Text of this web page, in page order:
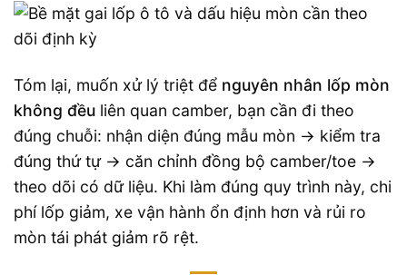
Tóm lại, muốn xử lý triệt để nguyên nhân lốp mòn
không đều liên quan camber, bạn cần đi theo
đúng chuỗi: nhận diện đúng mẫu mòn → kiểm tra
đúng thứ tự → căn chỉnh đồng bộ camber/toe →
theo dõi có dữ liệu. Khi làm đúng quy trình này, chi
phí lốp giảm, xe vận hành ổn định hơn và rủi ro
mòn tái phát giảm rõ rệt.